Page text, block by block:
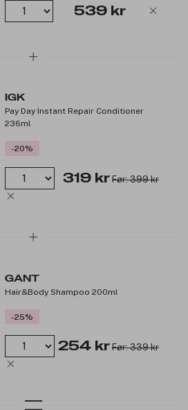
539 kr
IGK
Pay Day Instant Repair Conditioner
236ml
-20%
319 kr Før: 399 kr
GANT
Hair&Body Shampoo 200ml
-25%
254 kr Før: 339 kr